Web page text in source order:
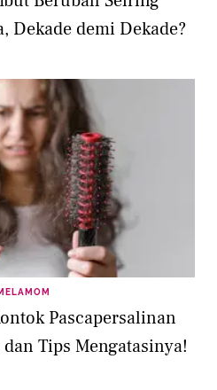
Dekade demi Dekade?
Pascapersalinan
Tips Mengatasinya!